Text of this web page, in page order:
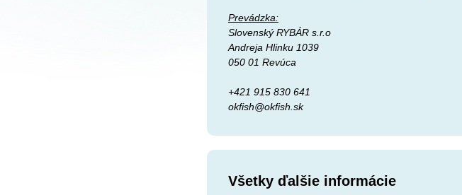
Prevádzka:
Slovenský RYBÁR s.r.o
Andreja Hlinku 1039
050 01 Revúca
+421 915 830 641
okfish@okfish.sk
Všetky ďalšie informácie